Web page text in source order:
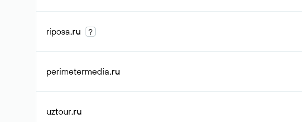
riposa.ru ?
perimetermedia.ru
uztour.ru